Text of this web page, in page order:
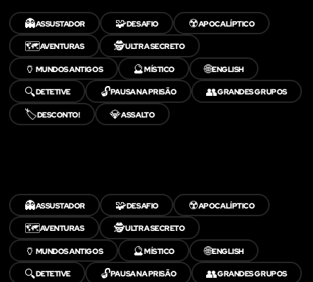
👻ASSUSTADOR 🧩DESAFIO ☢️APOCALÍPTICO
🗺️AVENTURAS 🕵️ULTRA SECRETO
🏺 MUNDOS ANTIGOS 🔮MÍSTICO 🌐ENGLISH
🔍DETETIVE 🔓PAUSA NA PRISÃO 👥GRANDES GRUPOS
🏷️DESCONTO! 💎ASSALTO
👻ASSUSTADOR 🧩DESAFIO ☢️APOCALÍPTICO
🗺️AVENTURAS 🕵️ULTRA SECRETO
🏺 MUNDOS ANTIGOS 🔮MÍSTICO 🌐ENGLISH
🔍DETETIVE 🔓PAUSA NA PRISÃO 👥GRANDES GRUPOS